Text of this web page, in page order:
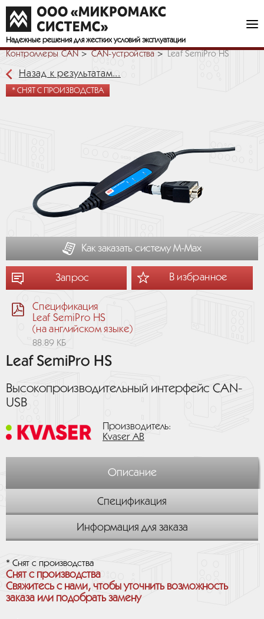
Надежные решения для жестких условий эксплуатации
Контроллеры CAN СAN-устройства Leaf SemiPro HS
Назад к результатам...
* СНЯТ С ПРОИЗВОДСТВА
Как заказать систему М-Мах
Запрос В избранное
Спецификация
Leaf SemiPro HS
(на английском языке)
88.89 КБ
Leaf SemiPro HS
Высокопроизводительный интерфейс CAN-
USB
Производитель:
Kvaser AB
Описание
Спецификация
Информация для заказа
* Снят с производства
Снят с производства
Свяжитесь с нами, чтобы уточнить возможность
заказа или подобрать замену